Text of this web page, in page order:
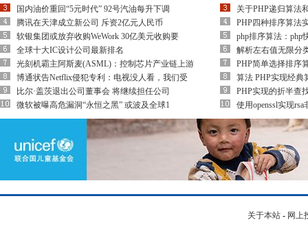
国内油价重回“5元时代” 92号汽油每升下调
腾讯在天津成立新公司 斥资2亿元人民币
软银集团或放弃收购WeWork 30亿美元收购要
全球十大IC设计公司最新排名
光刻机霸主阿斯麦(ASML)：控制芯片产业链上游
博通状告Netflix侵犯专利：电视没人看，我们受
比尔·盖茨退出公司董事会 将继续担任公司
微软被曝高危漏洞“永恒之黑” 或波及全球1
关于PHP递归算法
PHP四种排序算法
php排序算法：php
解析左右值无限分
PHP简单选择排序
算法 PHP实现经典
PHP实现的折半查
使用openssl实现
关于本站 - 网上